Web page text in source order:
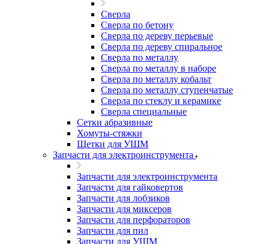
Сверла
Сверла по бетону
Сверла по дереву перьевые
Сверла по дереву спиральное
Сверла по металлу
Сверла по металлу в наборе
Сверла по металлу кобальт
Сверла по металлу ступенчатые
Сверла по стеклу и керамике
Сверла специальные
Сетки абразивные
Хомуты-стяжки
Щетки для УШМ
Запчасти для электроинструмента
Запчасти для электроинструмента
Запчасти для гайковертов
Запчасти для лобзиков
Запчасти для миксеров
Запчасти для перфораторов
Запчасти для пил
Запчасти для УШМ